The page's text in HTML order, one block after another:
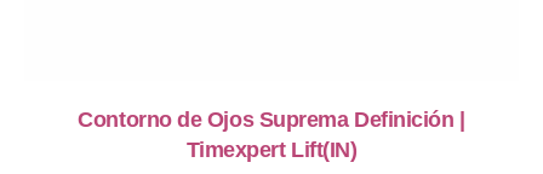
Contorno de Ojos Suprema Definición |
Timexpert Lift(IN)